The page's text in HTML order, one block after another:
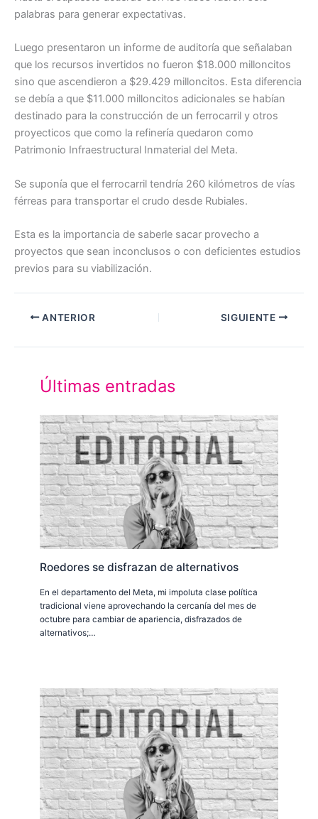
palabras para generar expectativas.
Luego presentaron un informe de auditoría que señalaban
que los recursos invertidos no fueron $18.000 milloncitos
sino que ascendieron a $29.429 milloncitos. Esta diferencia
se debía a que $11.000 milloncitos adicionales se habían
destinado para la construcción de un ferrocarril y otros
proyecticos que como la refinería quedaron como
Patrimonio Infraestructural Inmaterial del Meta.
Se suponía que el ferrocarril tendría 260 kilómetros de vías
férreas para transportar el crudo desde Rubiales.
Esta es la importancia de saberle sacar provecho a
proyectos que sean inconclusos o con deficientes estudios
previos para su viabilización.
ANTERIOR SIGUIENTE
Últimas entradas
Roedores se disfrazan de alternativos
En el departamento del Meta, mi impoluta clase política
tradicional viene aprovechando la cercanía del mes de
octubre para cambiar de apariencia, disfrazados de
alternativos;…